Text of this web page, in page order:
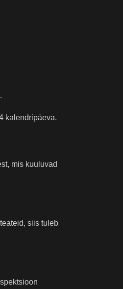
kalendripäeva.
mis kuuluvad
siis tuleb